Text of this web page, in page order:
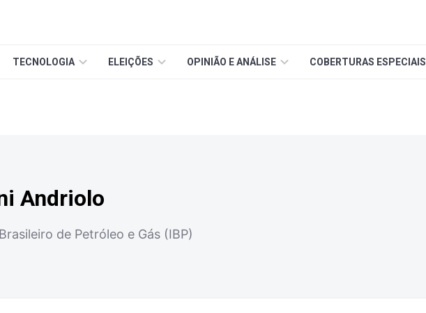
TECNOLOGIA ELEIÇÕES OPINIÃO E ANÁLISE COBERTURAS ESPECIAIS
Andriolo
de Petróleo e Gás (IBP)